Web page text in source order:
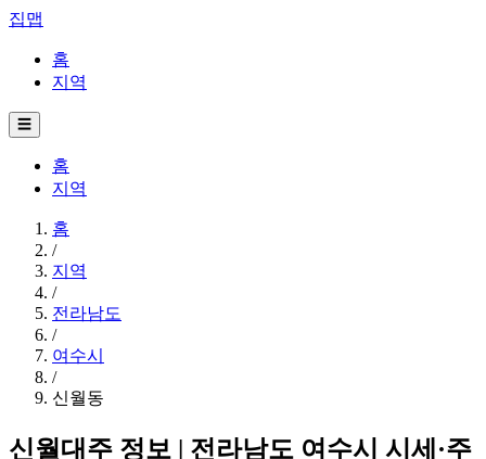
집맵
홈
지역
☰
홈
지역
홈
/
지역
/
전라남도
/
여수시
/
신월동
신월대주 정보 | 전라남도 여수시 시세·주